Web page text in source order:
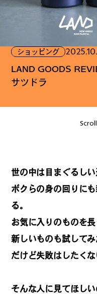
アート＆イベント
ショッピング
LAND GOODS
サツドラ
世の中は目まぐるしい
ボクらの身の回りに
る。
お気に入りのものを
新しいものも試してみ
だけど失敗はしたくな
そんな人に見てほし